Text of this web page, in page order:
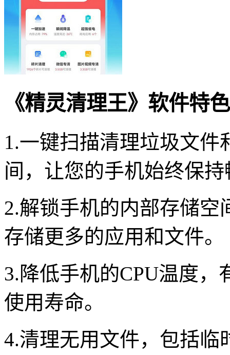
《精灵清理王》软件特
1.一键扫描清理垃圾文
间，让您的手机始终保
2.解锁手机的内部存储
存储更多的应用和文件。
3.降低手机的CPU温度
使用寿命。
4.清理无用文件，包括临